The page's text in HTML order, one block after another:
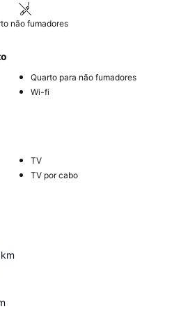
não fumadores
Quarto para não fumadores
Wi-fi
TV
TV por cabo
km